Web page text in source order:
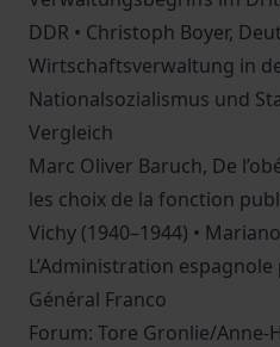
DDR • Christoph Boyer,
Wirtschaftsverwaltung in
Nationalsozialismus und
Vergleich
Marc Oliver Baruch, De
les choix de la fonction
Vichy (1940–1944) •
L’Administration
Général Franco
Forum: Tore Gronlie/Anne-